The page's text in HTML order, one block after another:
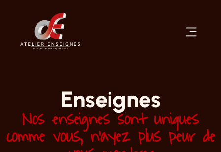
Enseignes
Nos enseignes sont uniques
comme vous, n’ayez plus peur de